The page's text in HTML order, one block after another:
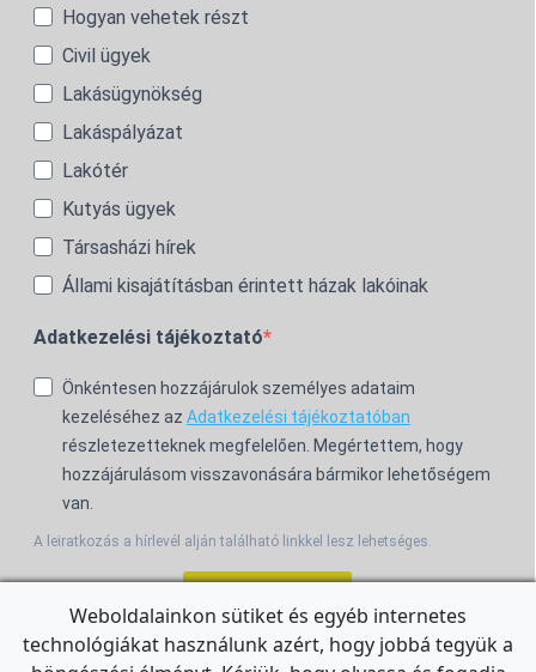
Hogyan vehetek részt
Civil ügyek
Lakásügynökség
Lakáspályázat
Lakótér
Kutyás ügyek
Társasházi hírek
Állami kisajátításban érintett házak lakóinak
Adatkezelési tájékoztató
Önkéntesen hozzájárulok személyes adataim
kezeléséhez az Adatkezelési tájékoztatóban
részletezetteknek megfelelően. Megértettem, hogy
hozzájárulásom visszavonására bármikor lehetőségem
van.
A leiratkozás a hírlevél alján található linkkel lesz lehetséges.
For the English Newsletter, clickHERE.
Weboldalainkon sütiket és egyéb internetes
technológiákat használunk azért, hogy jobbá tegyük a